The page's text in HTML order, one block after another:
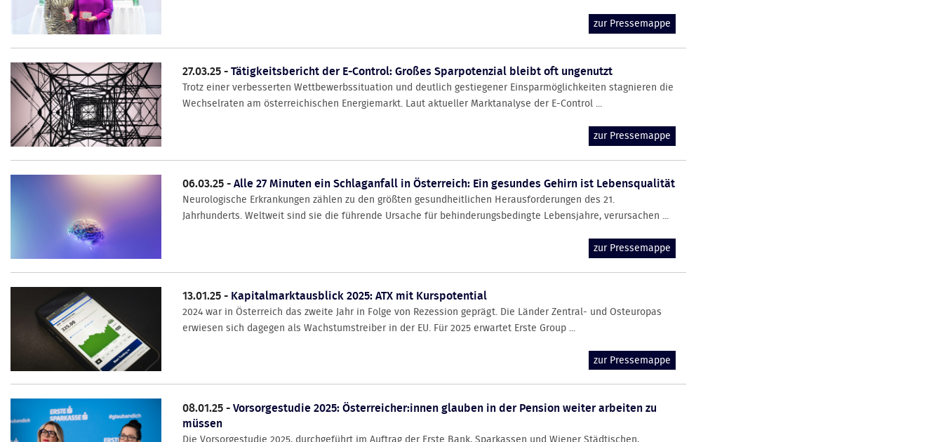
zur Pressemappe
27.03.25 -Tätigkeitsbericht der E-Control: Großes Sparpotenzial bleibt oft ungenutzt
Trotz einer verbesserten Wettbewerbssituation und deutlich gestiegener Einsparmöglichkeiten stagnieren die
Wechselraten am österreichischen Energiemarkt. Laut aktueller Marktanalyse der E-Control ...
zur Pressemappe
06.03.25 -Alle 27 Minuten ein Schlaganfall in Österreich: Ein gesundes Gehirn ist Lebensqualität
Neurologische Erkrankungen zählen zu den größten gesundheitlichen Herausforderungen des 21.
Jahrhunderts. Weltweit sind sie die führende Ursache für behinderungsbedingte Lebensjahre, verursachen ...
zur Pressemappe
13.01.25 - Kapitalmarktausblick 2025: ATX mit Kurspotential
2024 war in Österreich das zweite Jahr in Folge von Rezession geprägt. Die Länder Zentral- und Osteuropas
erwiesen sich dagegen als Wachstumstreiber in der EU. Für 2025 erwartet Erste Group ...
zur Pressemappe
08.01.25 -Vorsorgestudie 2025: Österreicher:innen glauben in der Pension weiter arbeiten zu
müssen